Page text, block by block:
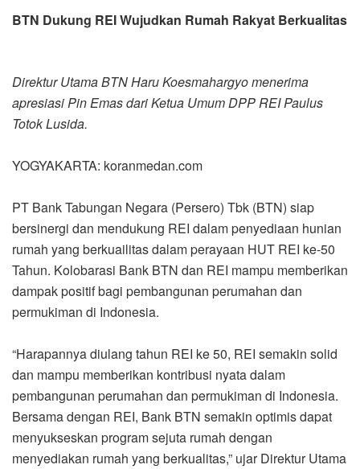
BTN Dukung REI Wujudkan Rumah Rakyat Berkualitas
Direktur Utama BTN Haru Koesmahargyo menerima
apresiasi Pin Emas dari Ketua Umum DPP REI Paulus
Totok Lusida.
YOGYAKARTA: koranmedan.com
PT Bank Tabungan Negara (Persero) Tbk (BTN) siap
bersinergi dan mendukung REI dalam penyediaan hunian
rumah yang berkuailitas dalam perayaan HUT REI ke-50
Tahun. Kolobarasi Bank BTN dan REI mampu memberikan
dampak positif bagi pembangunan perumahan dan
permukiman di Indonesia.
“Harapannya diulang tahun REI ke 50, REI semakin solid
dan mampu memberikan kontribusi nyata dalam
pembangunan perumahan dan permukiman di Indonesia.
Bersama dengan REI, Bank BTN semakin optimis dapat
menyukseskan program sejuta rumah dengan
menyediakan rumah yang berkualitas,” ujar Direktur Utama